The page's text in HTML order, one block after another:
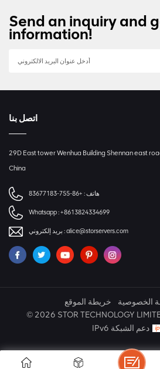
Send an inquiry and
information!
اتصل بنا
29D East tower Wenhua Building Shennan east
China
هاتف : +86-755-83677183
Whatsapp :+8613824334699
بريد إلكتروني :alice@storservers.com
خريطة الموقع الخصوصية
IPv6 دعم الشبكة